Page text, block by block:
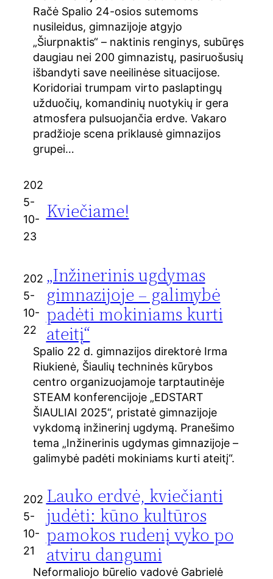
Račė Spalio 24-osios sutemoms
nusileidus, gimnazijoje atgyjo
„Šiurpnaktis“ – naktinis renginys, subūręs
daugiau nei 200 gimnazistų, pasiruošusių
išbandyti save neeilinėse situacijose.
Koridoriai trumpam virto paslaptingų
užduočių, komandinių nuotykių ir gera
atmosfera pulsuojančia erdve. Vakaro
pradžioje scena priklausė gimnazijos
grupei…
202
5-
10-
23
Kviečiame!
202
5-
10-
22
„Inžinerinis ugdymas
gimnazijoje – galimybė
padėti mokiniams kurti
ateitį“
Spalio 22 d. gimnazijos direktorė Irma
Riukienė, Šiaulių techninės kūrybos
centro organizuojamoje tarptautinėje
STEAM konferencijoje „EDSTART
ŠIAULIAI 2025“, pristatė gimnazijoje
vykdomą inžinerinį ugdymą. Pranešimo
tema „Inžinerinis ugdymas gimnazijoje –
galimybė padėti mokiniams kurti ateitį“.
202
5-
10-
21
Lauko erdvė, kviečianti
judėti: kūno kultūros
pamokos rudenį vyko po
atviru dangumi
Neformaliojo būrelio vadovė Gabrielė